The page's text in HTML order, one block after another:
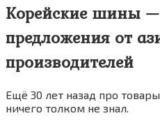
Корейские шины
предложения от
производителей
Ещё 30 лет назад про
ничего толком не знал.